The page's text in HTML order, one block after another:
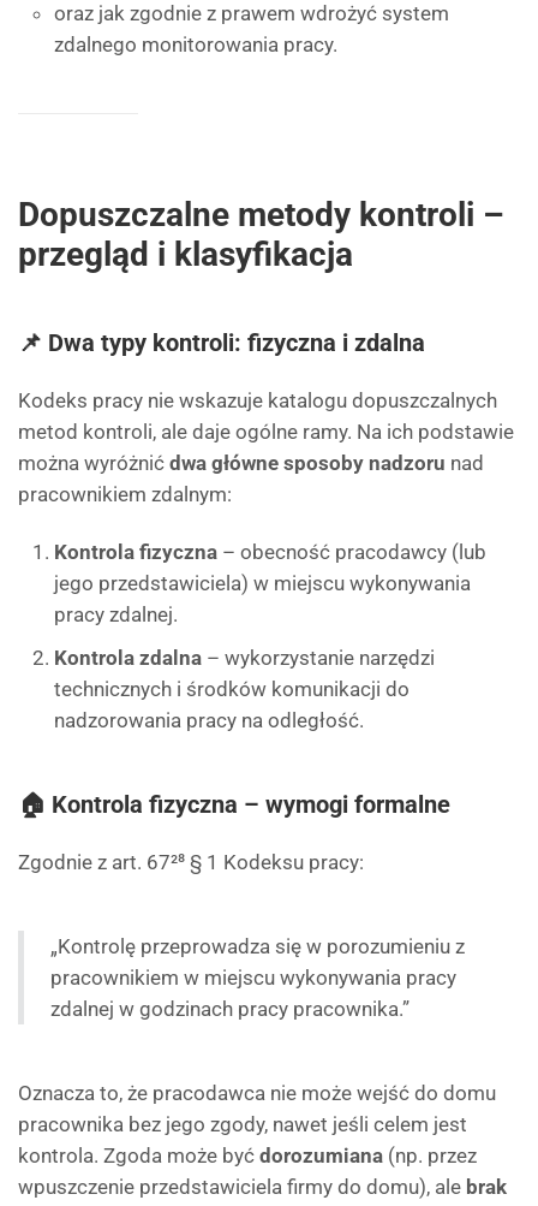
oraz jak zgodnie z prawem wdrożyć system
zdalnego monitorowania pracy.
Dopuszczalne metody kontroli –
przegląd i klasyfikacja
📌 Dwa typy kontroli: fizyczna i zdalna
Kodeks pracy nie wskazuje katalogu dopuszczalnych
metod kontroli, ale daje ogólne ramy. Na ich podstawie
można wyróżnić dwa główne sposoby nadzoru nad
pracownikiem zdalnym:
Kontrola fizyczna – obecność pracodawcy (lub
jego przedstawiciela) w miejscu wykonywania
pracy zdalnej.
Kontrola zdalna – wykorzystanie narzędzi
technicznych i środków komunikacji do
nadzorowania pracy na odległość.
🏠 Kontrola fizyczna – wymogi formalne
Zgodnie z art. 67²⁸ § 1 Kodeksu pracy:
„Kontrolę przeprowadza się w porozumieniu z
pracownikiem w miejscu wykonywania pracy
zdalnej w godzinach pracy pracownika.”
Oznacza to, że pracodawca nie może wejść do domu
pracownika bez jego zgody, nawet jeśli celem jest
kontrola. Zgoda może być dorozumiana (np. przez
wpuszczenie przedstawiciela firmy do domu), ale brak